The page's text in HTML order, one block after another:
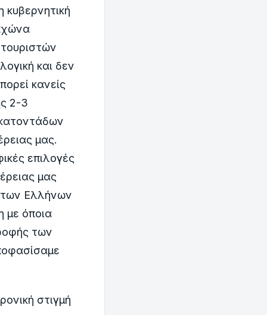
και δεν
κανείς
2-3
μας.
μας
των Ελλήνων
με όποια
των
στιγμή